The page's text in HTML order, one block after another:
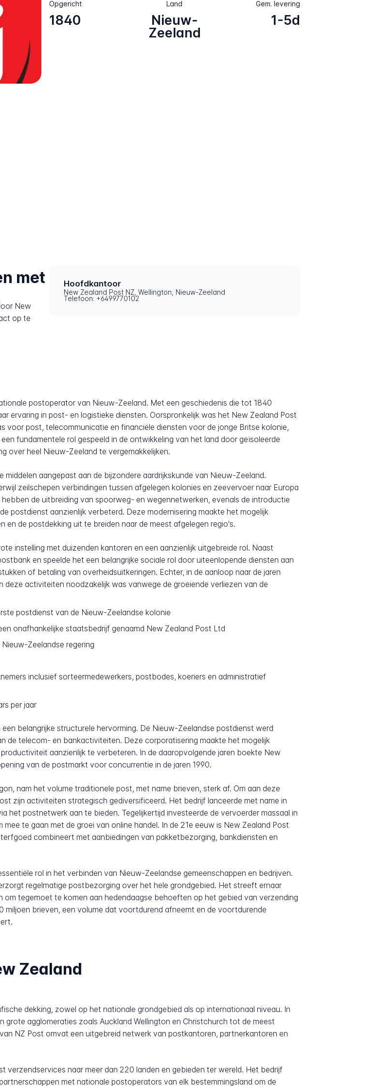
Opgericht
1840
Land
Nieuw-
Zeeland
Gem. levering
1-5d
met
New
op te
Hoofdkantoor
New Zealand Post NZ, Wellington, Nieuw-Zeeland
Telefoon: +6499770102
postoperator van Nieuw-Zeeland. Met een geschiedenis die tot 1840
ervaring in post- en logistieke diensten. Oorspronkelijk was het New Zealand Post
voor post, telecommunicatie en financiële diensten voor de jonge Britse kolonie,
fundamentele rol gespeeld in de ontwikkeling van het land door geïsoleerde
over heel Nieuw-Zeeland te vergemakkelijken.
aangepast aan de bijzondere aardrijkskunde van Nieuw-Zeeland.
zeilschepen verbindingen tussen afgelegen kolonies en zeevervoer naar Europa
de uitbreiding van spoorweg- en wegennetwerken, evenals de introductie
postdienst aanzienlijk verbeterd. Deze modernisering maakte het mogelijk
de postdekking uit te breiden naar de meest afgelegen regio's.
instelling met duizenden kantoren en een aanzienlijk uitgebreide rol. Naast
en speelde het een belangrijke sociale rol door uiteenlopende diensten aan
of betaling van overheidsuitkeringen. Echter, in de aanloop naar de jaren
deze activiteiten noodzakelijk was vanwege de groeiende verliezen van de
postdienst van de Nieuw-Zeelandse kolonie
onafhankelijke staatsbedrijf genaamd New Zealand Post Ltd
Zeelandse regering
inclusief sorteermedewerkers, postbodes, koeriers en administratief
per jaar
belangrijke structurele hervorming. De Nieuw-Zeelandse postdienst werd
de telecom- en bankactiviteiten. Deze corporatisering maakte het mogelijk
aanzienlijk te verbeteren. In de daaropvolgende jaren boekte New
van de postmarkt voor concurrentie in de jaren 1990.
nam het volume traditionele post, met name brieven, sterk af. Om aan deze
zijn activiteiten strategisch gediversificeerd. Het bedrijf lanceerde met name in
het postnetwerk aan te bieden. Tegelijkertijd investeerde de vervoerder massaal in
te gaan met de groei van online handel. In de 21e eeuw is New Zealand Post
combineert met aanbiedingen van pakketbezorging, bankdiensten en
rol in het verbinden van Nieuw-Zeelandse gemeenschappen en bedrijven.
regelmatige postbezorging over het hele grondgebied. Het streeft ernaar
tegemoet te komen aan hedendaagse behoeften op het gebied van verzending
miljoen brieven, een volume dat voortdurend afneemt en de voortdurende
Zealand
dekking, zowel op het nationale grondgebied als op internationaal niveau. In
grote agglomeraties zoals Auckland Wellington en Christchurch tot de meest
NZ Post omvat een uitgebreid netwerk van postkantoren, partnerkantoren en
verzendservices naar meer dan 220 landen en gebieden ter wereld. Het bedrijf
met nationale postoperators van elk bestemmingsland om de